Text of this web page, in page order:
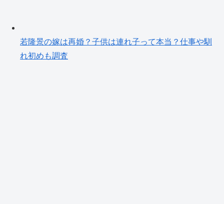
若隆景の嫁は再婚？子供は連れ子って本当？仕事や馴
れ初めも調査